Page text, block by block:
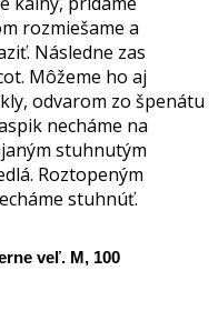
rozmiešame a
Následne zas
Môžeme ho aj
odvarom zo špenátu
necháme na
stuhnutým
Roztopeným
stuhnúť.